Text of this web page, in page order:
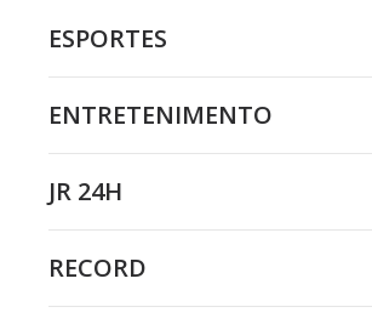
ESPORTES
ENTRETENIMENTO
JR 24H
RECORD